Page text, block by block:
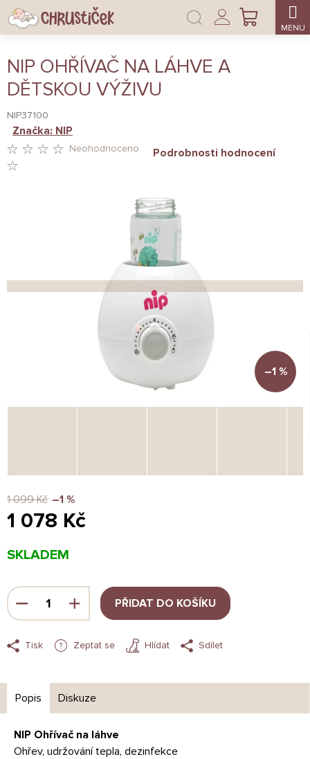
Přejít
na
obsah
NÁKUPNÍ
Přihlášení
NIP OHŘÍVAČ NA LÁHVE A
DĚTSKOU VÝŽIVU
NIP37100
HVĚZDIČEK.
Neohodnoceno Podrobnosti hodnocení
Značka: NIP
–1 %
1 099 Kč –1 %
1 078 Kč
cena:
SKLADEM
PŘIDAT DO KOŠÍKU
Tisk Zeptat se Hlídat Sdílet
Popis Diskuze
NIP Ohřívač na láhve
Ohřev, udržování tepla, dezinfekce